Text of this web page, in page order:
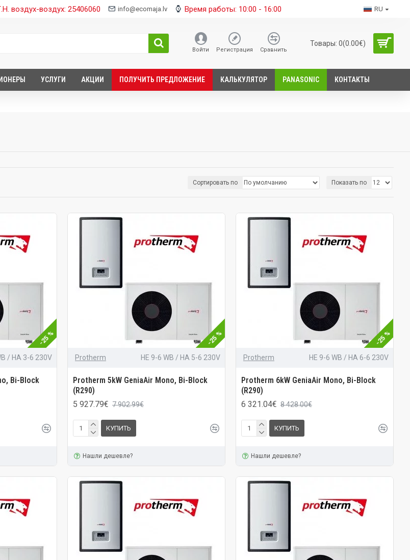
воздух-воздух: 25406060 info@ecomaja.lv Время работы: 10:00 - 16:00 RU
Войти Регистрация Сравнить
Товары: 0(0.00€)
УСЛУГИ АКЦИИ ПОЛУЧИТЬ ПРЕДЛОЖЕНИЕ КАЛЬКУЛЯТОР PANASONIC КОНТАКТЫ
Сортировать по Показать по
-25 %
/ HA 3-6 230V
Bi-Block
-25 %
Protherm HE 9-6 WB / HA 5-6 230V
Protherm 5kW GeniaAir Mono, Bi-Block
(R290)
5 927.79€ 7 902.99€
КУПИТЬ
Нашли дешевле?
-25 %
Protherm HE 9-6 WB / HA 6-6 230V
Protherm 6kW GeniaAir Mono, Bi-Block
(R290)
6 321.04€ 8 428.00€
КУПИТЬ
Нашли дешевле?